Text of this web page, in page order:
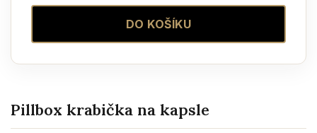
DO KOŠÍKU
Pillbox krabička na kapsle